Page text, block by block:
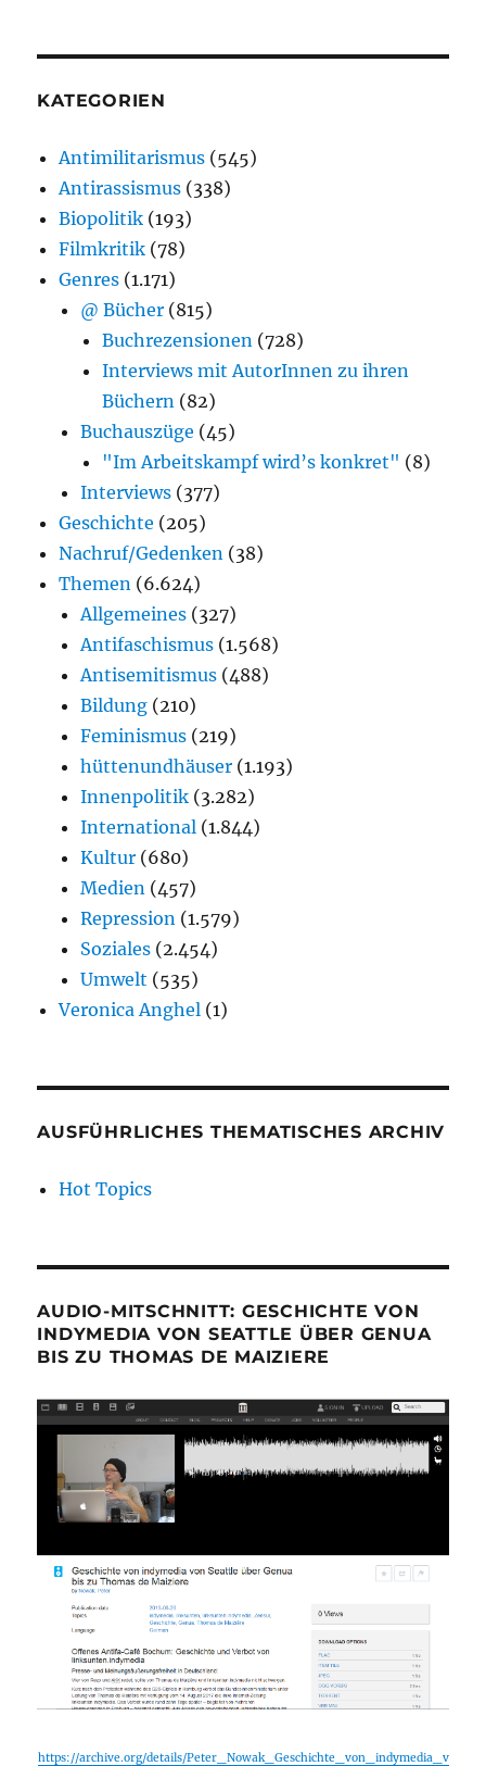
KATEGORIEN
Antimilitarismus (545)
Antirassismus (338)
Biopolitik (193)
Filmkritik (78)
Genres (1.171)
@ Bücher (815)
Buchrezensionen (728)
Interviews mit AutorInnen zu ihren
Büchern (82)
Buchauszüge (45)
"Im Arbeitskampf wird’s konkret" (8)
Interviews (377)
Geschichte (205)
Nachruf/Gedenken (38)
Themen (6.624)
Allgemeines (327)
Antifaschismus (1.568)
Antisemitismus (488)
Bildung (210)
Feminismus (219)
hüttenundhäuser (1.193)
Innenpolitik (3.282)
International (1.844)
Kultur (680)
Medien (457)
Repression (1.579)
Soziales (2.454)
Umwelt (535)
Veronica Anghel (1)
AUSFÜHRLICHES THEMATISCHES ARCHIV
Hot Topics
AUDIO-MITSCHNITT: GESCHICHTE VON
INDYMEDIA VON SEATTLE ÜBER GENUA
BIS ZU THOMAS DE MAIZIERE
https://archive.org/details/Peter_Nowak_Geschichte_von_indymedia_v